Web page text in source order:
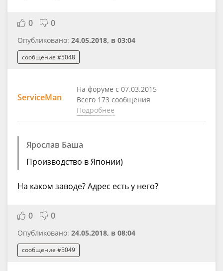
0 0
Опубликовано: 24.05.2018, в 03:04
сообщение #5048
ServiceMan
На форуме с 07.03.2015
Всего 173 сообщения
Подробнее
Ярослав Баша
Производство в Японии)
На каком заводе? Адрес есть у него?
0 0
Опубликовано: 24.05.2018, в 08:04
сообщение #5049